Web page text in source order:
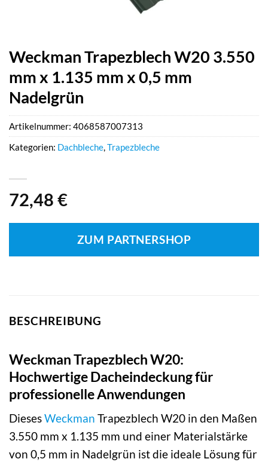
Weckman Trapezblech W20 3.550
mm x 1.135 mm x 0,5 mm
Nadelgrün
72,48 €
ZUM PARTNERSHOP
Artikelnummer: 4068587007313
Kategorien: Dachbleche,Trapezbleche
BESCHREIBUNG
Weckman Trapezblech W20:
Hochwertige Dacheindeckung für
professionelle Anwendungen
DiesesWeckman Trapezblech W20 in den Maßen
3.550 mm x 1.135 mm und einer Materialstärke
von 0,5 mm in Nadelgrün ist die ideale Lösung für